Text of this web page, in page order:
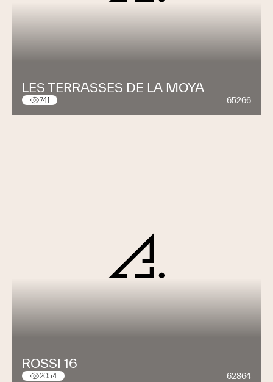
LES TERRASSES DE LA MOYA
741 65266
ROSSI 16
2054 62864